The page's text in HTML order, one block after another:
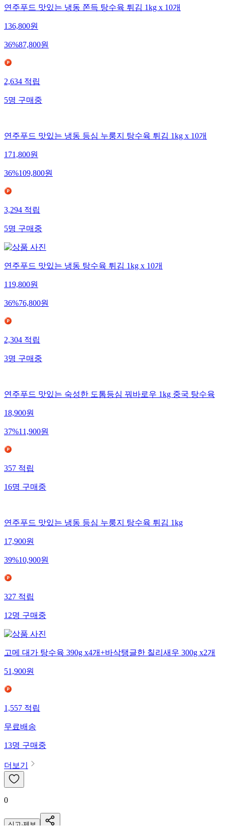
연주푸드 맛있는 냉동 쫀득 탕수육 튀김 1kg x 10개
136,800원
36%87,800원
2,634적립
5명구매중
연주푸드 맛있는 냉동 등심 누룽지 탕수육 튀김 1kg x 10개
171,800원
36%109,800원
3,294적립
5명구매중
연주푸드 맛있는 냉동 탕수육 튀김 1kg x 10개
119,800원
36%76,800원
2,304적립
3명구매중
연주푸드 맛있는 숙성한 도톰등심 꿔바로우 1kg 중국 탕수육
18,900원
37%11,900원
357적립
16명구매중
연주푸드 맛있는 냉동 등심 누룽지 탕수육 튀김 1kg
17,900원
39%10,900원
327적립
12명구매중
고메 대가 탕수육 390g x4개+바삭탱글한 칠리새우 300g x2개
51,900원
1,557적립
무료배송
13명구매중
더보기
0